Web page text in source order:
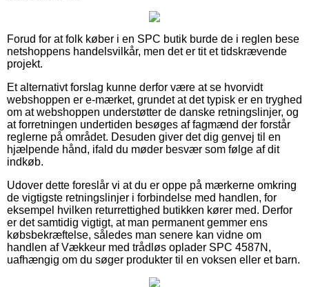
Forud for at folk køber i en SPC butik burde de i reglen bese
netshoppens handelsvilkår, men det er tit et tidskrævende
projekt.
Et alternativt forslag kunne derfor være at se hvorvidt
webshoppen er e-mærket, grundet at det typisk er en tryghed
om at webshoppen understøtter de danske retningslinjer, og
at forretningen undertiden besøges af fagmænd der forstår
reglerne på området. Desuden giver det dig genvej til en
hjælpende hånd, ifald du møder besvær som følge af dit
indkøb.
Udover dette foreslår vi at du er oppe på mærkerne omkring
de vigtigste retningslinjer i forbindelse med handlen, for
eksempel hvilken returrettighed butikken kører med. Derfor
er det samtidig vigtigt, at man permanent gemmer ens
købsbekræftelse, således man senere kan vidne om
handlen af Vækkeur med trådløs oplader SPC 4587N,
uafhængig om du søger produkter til en voksen eller et barn.